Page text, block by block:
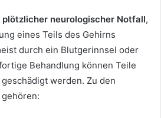
plötzlicher neurologischer Notfall,
eines Teils des Gehirns
durch ein Blutgerinnsel oder
Behandlung können Teile
werden. Zu den